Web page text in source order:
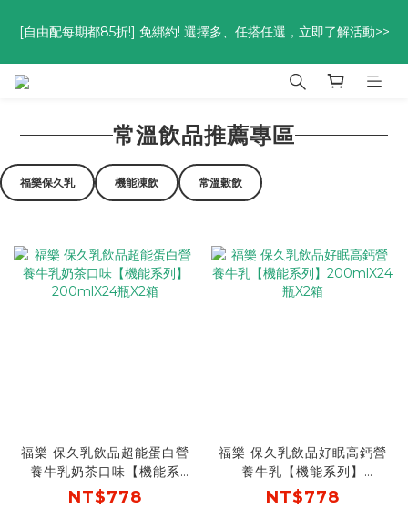
折
[自由配每期都85折!] 免綁約! 選擇多、任搭任選，立即了解活動>>
優惠碼<go300> $3,000折$300  優惠碼<go88> $5,000享88
常溫飲品推薦專區
福樂保久乳 機能凍飲 常溫穀飲
福樂 保久乳飲品超能蛋白營
養牛乳奶茶口味【機能系
列】200mlX24瓶X2箱
NT$778
福樂 保久乳飲品好眠高鈣營
養牛乳【機能系列】
200mlX24瓶X2箱
NT$778